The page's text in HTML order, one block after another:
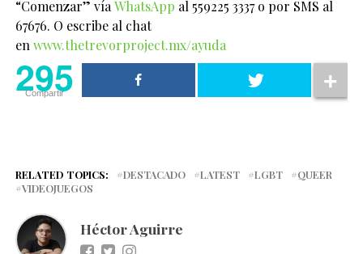
“Comenzar” vía WhatsApp al 559225 3337 o por SMS al
67676. O escribe al chat
en www.thetrevorproject.mx/ayuda
295
Compartir
RELATED TOPICS: DESTACADO LATEST LGBT
QUEER
VIDEOJUEGOS
Héctor Aguirre